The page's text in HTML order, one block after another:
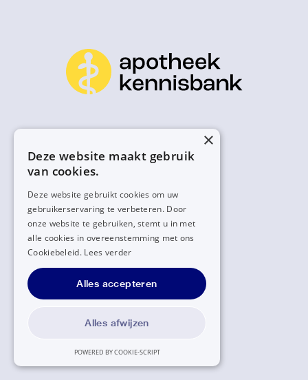
×
Deze website maakt gebruik
van cookies.
Deze website gebruikt cookies om uw
gebruikerservaring te verbeteren. Door
onze website te gebruiken, stemt u in met
alle cookies in overeenstemming met ons
Cookiebeleid. Lees verder
Alles accepteren
Alles afwijzen
POWERED BY COOKIE-SCRIPT